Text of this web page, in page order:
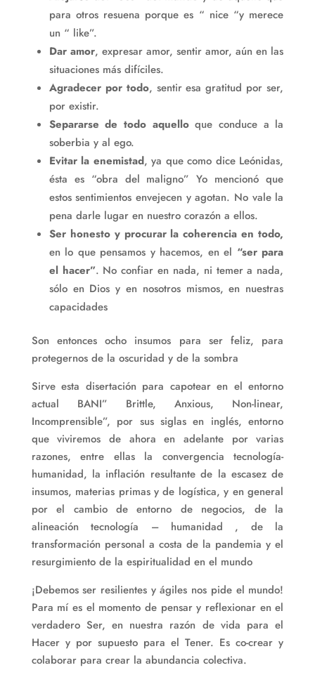
para otros resuena porque es “ nice “y merece
un “ like”.
Dar amor, expresar amor, sentir amor, aún en las
situaciones más difíciles.
Agradecer por todo, sentir esa gratitud por ser,
por existir.
Separarse de todo aquelloque conduce a la
soberbia y al ego.
Evitar la enemistad, ya que como dice Leónidas,
ésta es “obra del maligno” Yo mencionó que
estos sentimientos envejecen y agotan. No vale la
pena darle lugar en nuestro corazón a ellos.
Ser honesto y procurar la coherencia en todo,
en lo que pensamos y hacemos, en el “ser para
el hacer”. No confiar en nada, ni temer a nada,
sólo en Dios y en nosotros mismos, en nuestras
capacidades
Son entonces ocho insumos para ser feliz, para
protegernos de la oscuridad y de la sombra
Sirve esta disertación para capotear en el entorno
actual BANI” Brittle, Anxious, Non-linear,
Incomprensible”, por sus siglas en inglés, entorno
que viviremos de ahora en adelante por varias
razones, entre ellas la convergencia tecnología-
humanidad, la inflación resultante de la escasez de
insumos, materias primas y de logística, y en general
por el cambio de entorno de negocios, de la
alineación tecnología – humanidad , de la
transformación personal a costa de la pandemia y el
resurgimiento de la espiritualidad en el mundo
¡Debemos ser resilientes y ágiles nos pide el mundo!
Para mí es el momento de pensar y reflexionar en el
verdadero Ser, en nuestra razón de vida para el
Hacer y por supuesto para el Tener. Es co-crear y
colaborar para crear la abundancia colectiva.